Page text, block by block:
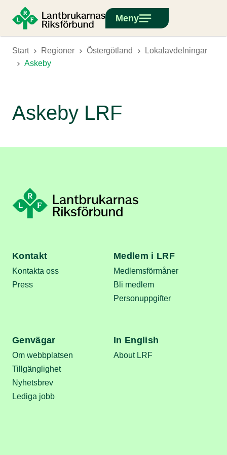
Meny
Start Regioner Östergötland
Lokalavdelningar
Askeby
Askeby LRF
Kontakt
Kontakta oss
Press
Medlem i LRF
Medlemsförmåner
Bli medlem
Personuppgifter
Genvägar
Om webbplatsen
Tillgänglighet
Nyhetsbrev
Lediga jobb
In English
About LRF